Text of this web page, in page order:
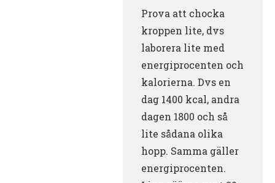
Prova att chocka
kroppen lite, dvs
laborera lite med
energiprocenten och
kalorierna. Dvs en
dag 1400 kcal, andra
dagen 1800 och så
lite sådana olika
hopp. Samma gäller
energiprocenten.